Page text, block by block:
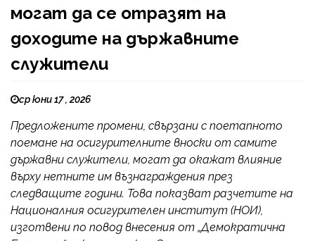
могат да се отразят на
доходите на държавните
служители
ср юни 17 , 2026
Предложените промени, свързани с поетапното
поемане на осигурителните вноски от самите
държавни служители, могат да окажат влияние
върху нетните им възнаграждения през
следващите години. Това показват разчетите на
Националния осигурителен институт (НОИ),
изготвени по повод внесения от „Демократична